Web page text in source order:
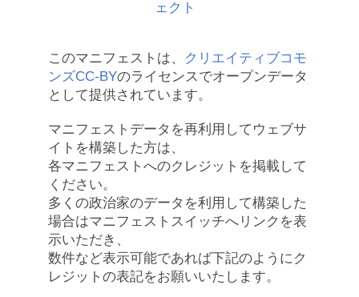
このマニフェストは、
クリエイティブコモ
ンズCC-BYのライセンスでオープンデータ
として提供されています。
マニフェストデータを再利用してウェブサ
イトを構築した方は、
各マニフェストへのクレジットを掲載して
ください。
多くの政治家のデータを利用して構築した
場合はマニフェストスイッチへリンクを表
示いただき、
数件など表示可能であれば下記のようにク
レジットの表記をお願いいたします。